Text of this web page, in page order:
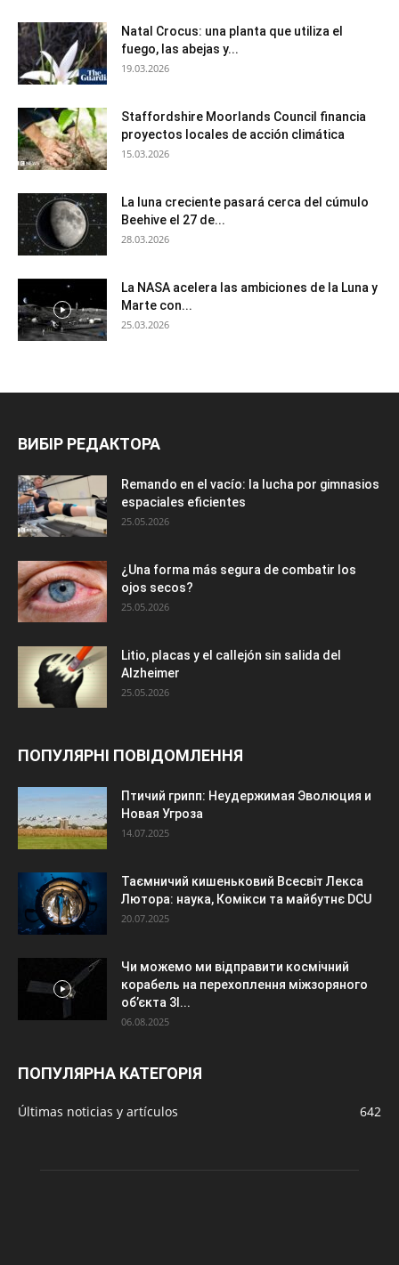
Natal Crocus: una planta que utiliza el
fuego, las abejas y...
19.03.2026
Staffordshire Moorlands Council financia
proyectos locales de acción climática
15.03.2026
La luna creciente pasará cerca del cúmulo
Beehive el 27 de...
28.03.2026
La NASA acelera las ambiciones de la Luna y
Marte con...
25.03.2026
ВИБІР РЕДАКТОРА
Remando en el vacío: la lucha por gimnasios
espaciales eficientes
25.05.2026
¿Una forma más segura de combatir los
ojos secos?
25.05.2026
Litio, placas y el callejón sin salida del
Alzheimer
25.05.2026
ПОПУЛЯРНІ ПОВІДОМЛЕННЯ
Птичий грипп: Неудержимая Эволюция и
Новая Угроза
14.07.2025
Таємничий кишеньковий Всесвіт Лекса
Лютора: наука, Комікси та майбутнє DCU
20.07.2025
Чи можемо ми відправити космічний
корабель на перехоплення міжзоряного
об’єкта 3I...
06.08.2025
ПОПУЛЯРНА КАТЕГОРІЯ
Últimas noticias y artículos 642